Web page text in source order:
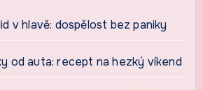
v hlavě: dospělost bez paniky
od auta: recept na hezký víkend